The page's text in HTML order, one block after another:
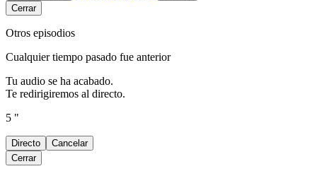
Cerrar
Otros episodios
Cualquier tiempo pasado fue anterior
Tu audio se ha acabado.
Te redirigiremos al directo.
5 "
Directo
Cancelar
Cerrar